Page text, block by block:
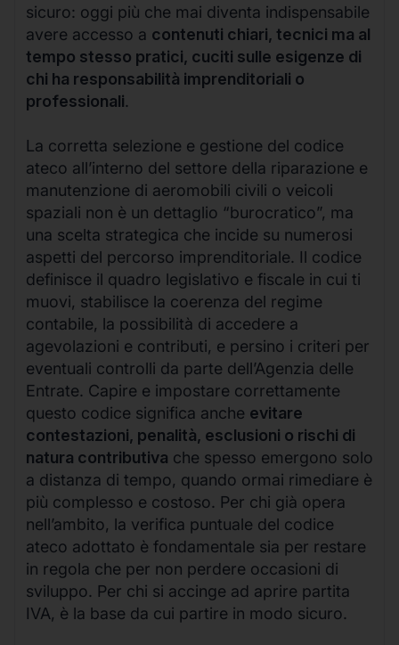
sicuro: oggi più che mai diventa indispensabile
avere accesso a contenuti chiari, tecnici ma al
tempo stesso pratici, cuciti sulle esigenze di
chi ha responsabilità imprenditoriali o
professionali.
La corretta selezione e gestione del codice
ateco all’interno del settore della riparazione e
manutenzione di aeromobili civili o veicoli
spaziali non è un dettaglio “burocratico”, ma
una scelta strategica che incide su numerosi
aspetti del percorso imprenditoriale. Il codice
definisce il quadro legislativo e fiscale in cui ti
muovi, stabilisce la coerenza del regime
contabile, la possibilità di accedere a
agevolazioni e contributi, e persino i criteri per
eventuali controlli da parte dell’Agenzia delle
Entrate. Capire e impostare correttamente
questo codice significa anche evitare
contestazioni, penalità, esclusioni o rischi di
natura contributiva che spesso emergono solo
a distanza di tempo, quando ormai rimediare è
più complesso e costoso. Per chi già opera
nell’ambito, la verifica puntuale del codice
ateco adottato è fondamentale sia per restare
in regola che per non perdere occasioni di
sviluppo. Per chi si accinge ad aprire partita
IVA, è la base da cui partire in modo sicuro.